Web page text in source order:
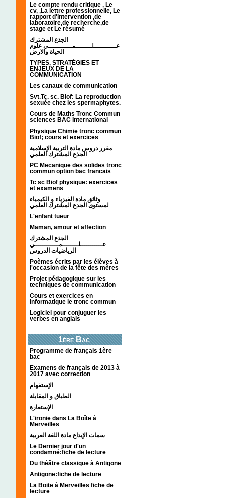
Le compte rendu critique , Le
cv, ,La lettre professionnelle, Le
rapport d'intervention ,de
laboratoire,de recherche,de
stage et Le résumé
الجذع المشترك
عـــــــــــلــــــــمــــــــــــي علوم
الحياة والارض
TYPES, STRATÉGIES ET
ENJEUX DE LA
COMMUNICATION
Les canaux de communication
Svt.Tc. sc. Biof: La reproduction
sexuée chez les spermaphytes.
Cours de Maths Tronc Commun
sciences BAC International
Physique Chimie tronc commun
Biof; cours et exercices
مقرر دروس مادة التربية الإسلامية
الجذع المشترك العلمي
PC Mecanique des solides tronc
commun option bac francais
Tc sc Biof physique: exercices
et examens
وثائق مادة الفيزياء و الكيمياء
L'enfant tueur
Maman, amour et affection
الجذع المشترك
عـــــــــــلــــــــمــــــــــــي
الرياضيات الدروس
Poèmes écrits par les élèves à
l'occasion de la fête des mères
Projet pédagogique sur les
techniques de communication
Cours et exercices en
informatique le tronc commun
Logiciel pour conjuguer les
verbes en anglais
1ère Bac
Programme de français 1ère
bac
Examens de français de 2013 à
2017 avec correction
الإستفهام
الطباق و المقابلة
الإستعارة
L'ironie dans La Boîte à
Merveilles
سمات الإبداع مادة اللغة العربية
Le Dernier jour d'un
condamné:fiche de lecture
Du théâtre classique à Antigone
Antigone:fiche de lecture
La Boite à Merveilles fiche de
lecture